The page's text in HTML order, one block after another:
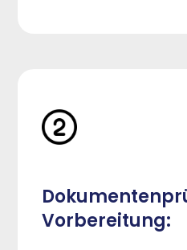
Vorbereitung: